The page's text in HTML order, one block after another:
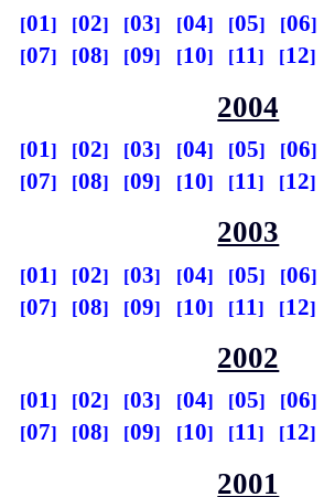
01 02 03 04 05
06
07
08 09 10 11 12
2004
01 02 03 04 05
06
07
08 09 10 11 12
2003
01 02 03 04 05
06
07
08 09 10 11 12
2002
01 02 03 04 05
06
07
08 09 10 11 12
2001